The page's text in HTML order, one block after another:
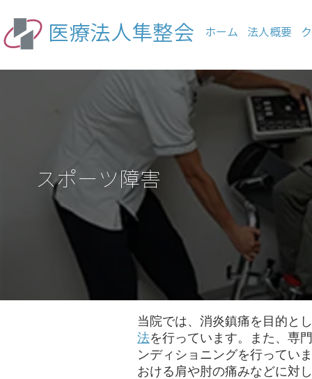
医療法人隼整会 ホーム 法人概要
スポーツ障害
当院では、消炎鎮痛を目的と
法を行っています。また、専
ンディショニングを行ってい
おける肩や肘の痛みなどに対